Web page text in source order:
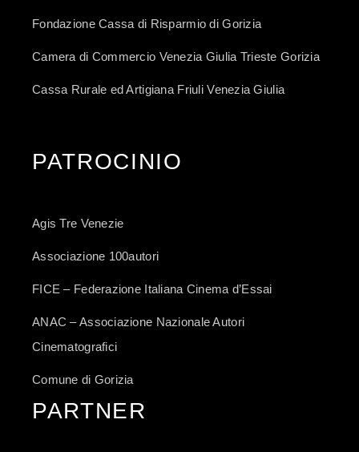
Fondazione Cassa di Risparmio di Gorizia
Camera di Commercio Venezia Giulia Trieste Gorizia
Cassa Rurale ed Artigiana Friuli Venezia Giulia
PATROCINIO
Agis Tre Venezie
Associazione 100autori
FICE – Federazione Italiana Cinema d’Essai
ANAC – Associazione Nazionale Autori
Cinematografici
Comune di Gorizia
PARTNER